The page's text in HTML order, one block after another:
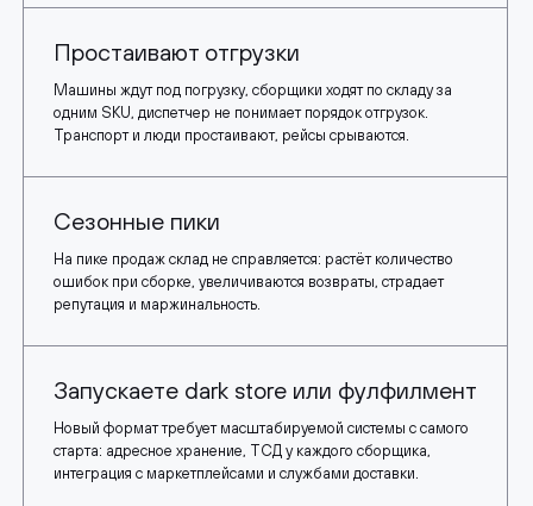
Простаивают отгрузки
Машины ждут под погрузку, сборщики ходят по складу за
одним SKU, диспетчер не понимает порядок отгрузок.
Транспорт и люди простаивают, рейсы срываются.
Сезонные пики
На пике продаж склад не справляется: растёт количество
ошибок при сборке, увеличиваются возвраты, страдает
репутация и маржинальность.
Запускаете dark store или фулфилмент
Новый формат требует масштабируемой системы с самого
старта: адресное хранение, ТСД у каждого сборщика,
интеграция с маркетплейсами и службами доставки.